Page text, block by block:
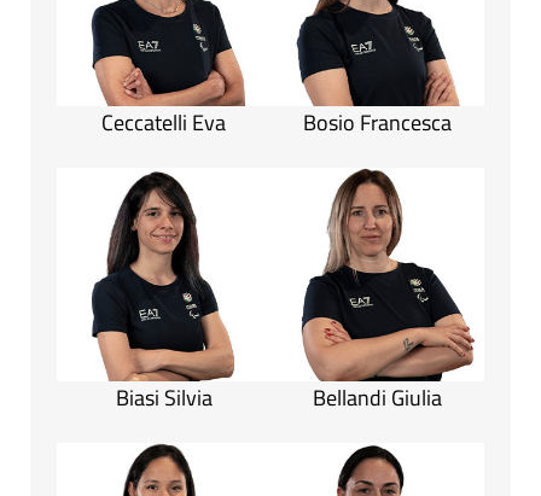
Ceccatelli Eva Bosio Francesca
Biasi Silvia Bellandi Giulia